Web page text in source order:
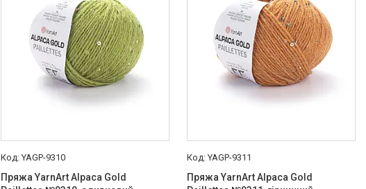
YAGP-9310
Пряжа YarnArt Alpaca Gold
YAGP-9311
Пряжа YarnArt Alpaca Gold